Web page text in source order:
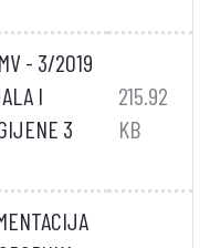
- 3/2019
I
3
215.92
KB